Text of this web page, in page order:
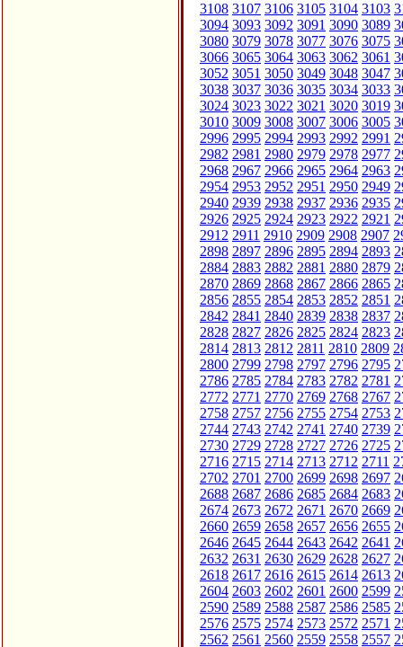
3108 3107 3106 3105 3104 3103
3094 3093 3092 3091 3090 3089
3080 3079 3078 3077 3076 3075
3066 3065 3064 3063 3062 3061
3052 3051 3050 3049 3048 3047
3038 3037 3036 3035 3034 3033
3024 3023 3022 3021 3020 3019
3010 3009 3008 3007 3006 3005
2996 2995 2994 2993 2992 2991
2982 2981 2980 2979 2978 2977
2968 2967 2966 2965 2964 2963
2954 2953 2952 2951 2950 2949
2940 2939 2938 2937 2936 2935
2926 2925 2924 2923 2922 2921
2912 2911 2910 2909 2908 2907
2898 2897 2896 2895 2894 2893
2884 2883 2882 2881 2880 2879
2870 2869 2868 2867 2866 2865
2856 2855 2854 2853 2852 2851
2842 2841 2840 2839 2838 2837
2828 2827 2826 2825 2824 2823
2814 2813 2812 2811 2810 2809
2800 2799 2798 2797 2796 2795
2786 2785 2784 2783 2782 2781
2772 2771 2770 2769 2768 2767
2758 2757 2756 2755 2754 2753
2744 2743 2742 2741 2740 2739
2730 2729 2728 2727 2726 2725
2716 2715 2714 2713 2712 2711
2702 2701 2700 2699 2698 2697
2688 2687 2686 2685 2684 2683
2674 2673 2672 2671 2670 2669
2660 2659 2658 2657 2656 2655
2646 2645 2644 2643 2642 2641
2632 2631 2630 2629 2628 2627
2618 2617 2616 2615 2614 2613
2604 2603 2602 2601 2600 2599
2590 2589 2588 2587 2586 2585
2576 2575 2574 2573 2572 2571
2562 2561 2560 2559 2558 2557